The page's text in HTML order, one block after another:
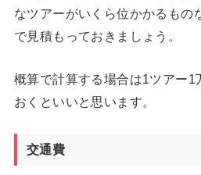
なツアーがいくら位かかるもの
で見積もっておきましょう。
概算で計算する場合は1ツアー1
おくといいと思います。
交通費